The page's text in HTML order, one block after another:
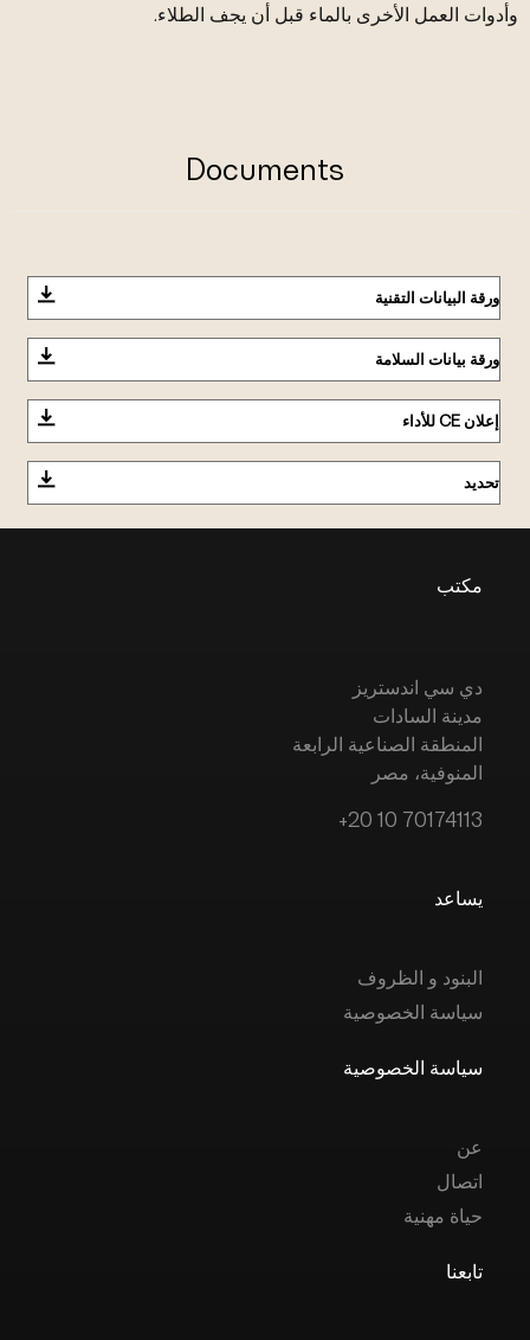
وأدوات العمل الأخرى بالماء قبل أن يجف الطلاء.
Documents
ورقة البيانات التقنية
ورقة بيانات السلامة
إعلان CE للأداء
تحديد
مكتب
دي سي اندستريز
مدينة السادات
المنطقة الصناعية الرابعة
المنوفية، مصر
+20 10 70174113
يساعد
البنود و الظروف
سياسة الخصوصية
سياسة الخصوصية
عن
اتصال
حياة مهنية
تابعنا